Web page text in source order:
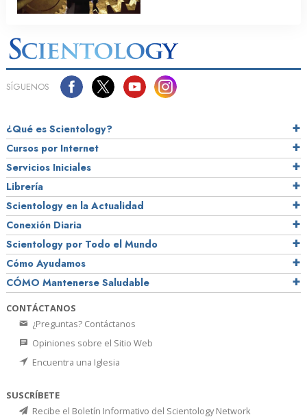
SÍGUENOS
¿Qué es Scientology?
Cursos por Internet
Servicios Iniciales
Librería
Scientology en la Actualidad
Conexión Diaria
Scientology por Todo el Mundo
Cómo Ayudamos
CÓMO Mantenerse Saludable
CONTÁCTANOS
¿Preguntas? Contáctanos
Opiniones sobre el Sitio Web
Encuentra una Iglesia
SUSCRÍBETE
Recibe el Boletín Informativo del Scientology Network